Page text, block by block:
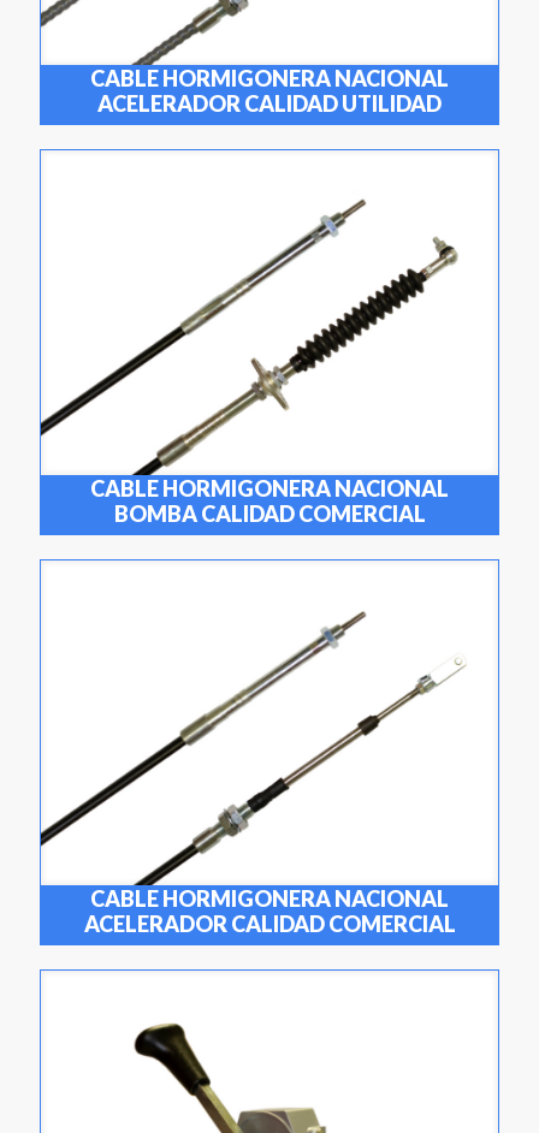
CABLE HORMIGONERA NACIONAL
ACELERADOR CALIDAD UTILIDAD
CABLE HORMIGONERA NACIONAL
BOMBA CALIDAD COMERCIAL
CABLE HORMIGONERA NACIONAL
ACELERADOR CALIDAD COMERCIAL